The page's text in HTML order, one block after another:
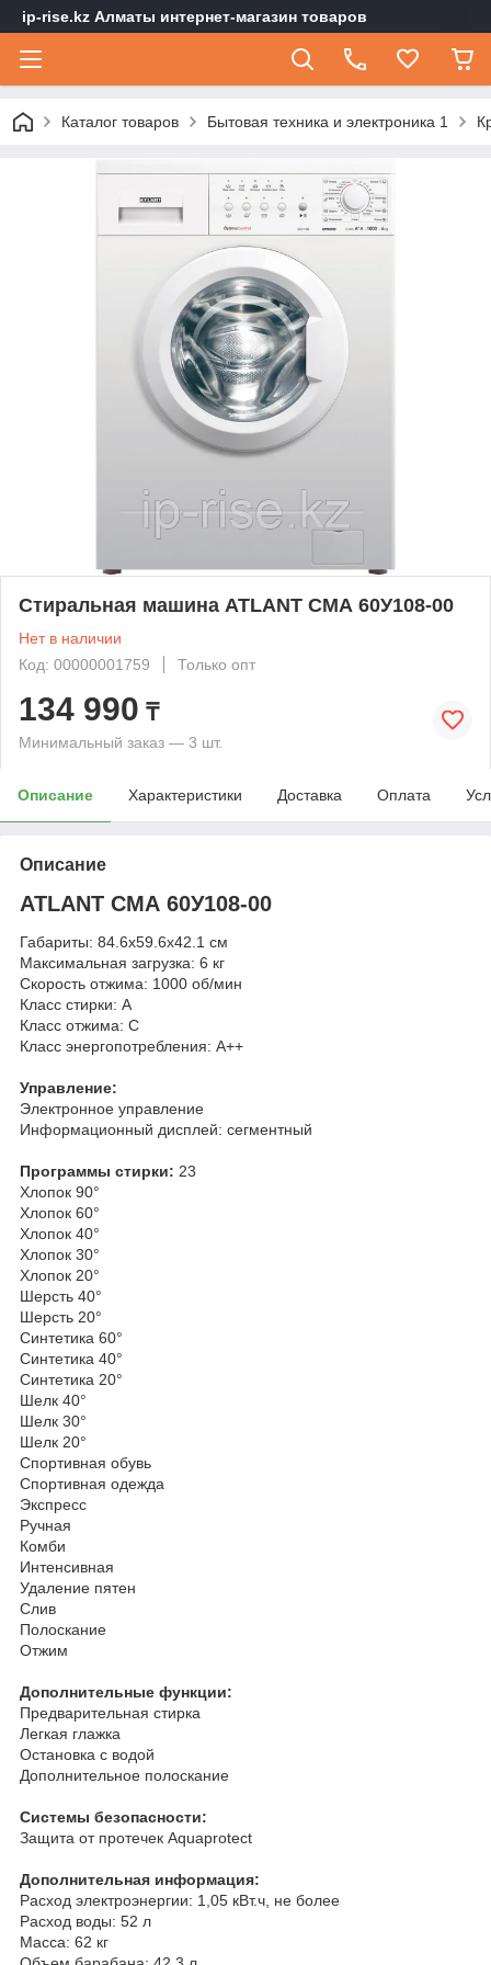
ip-rise.kz Алматы интернет-магазин товаров
Каталог товаров Бытовая техника и электроника 1
Стиральная машина ATLANT СМА 60У108-00
Нет в наличии
Код: 00000001759
Только опт
134 990 ₸
Минимальный заказ — 3 шт.
Описание Характеристики Доставка Оплата
Описание
ATLANT СМА 60У108-00
Габариты: 84.6x59.6x42.1 см
Максимальная загрузка: 6 кг
Скорость отжима: 1000 об/мин
Класс стирки: A
Класс отжима: С
Класс энергопотребления: A++
Управление:
Электронное управление
Информационный дисплей: сегментный
Программы стирки: 23
Хлопок 90°
Хлопок 60°
Хлопок 40°
Хлопок 30°
Хлопок 20°
Шерсть 40°
Шерсть 20°
Синтетика 60°
Синтетика 40°
Синтетика 20°
Шелк 40°
Шелк 30°
Шелк 20°
Спортивная обувь
Спортивная одежда
Экспресс
Ручная
Комби
Интенсивная
Удаление пятен
Слив
Полоскание
Отжим
Дополнительные функции:
Предварительная стирка
Легкая глажка
Остановка с водой
Дополнительное полоскание
Системы безопасности:
Защита от протечек Aquaprotect
Дополнительная информация:
Расход электроэнергии: 1,05 кВт.ч, не более
Расход воды: 52 л
Масса: 62 кг